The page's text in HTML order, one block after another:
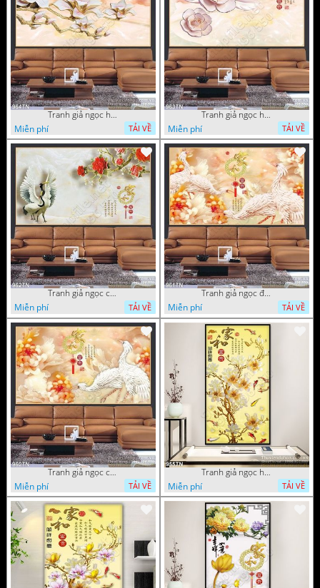
Tranh giả ngọc hoa thư pháp treo tường
Miễn phí
TẢI VỀ
Tranh giả ngọc hoa thư pháp
Miễn phí
TẢI VỀ
Tranh giả ngọc chim hạc và hoa
Miễn phí
TẢI VỀ
Tranh giả ngọc đội hạc và hoa cúc
Miễn phí
TẢI VỀ
Tranh giả ngọc chim hạc và hoa cúc
Miễn phí
TẢI VỀ
Tranh giả ngọc hoa trang trí thư pháp
Miễn phí
TẢI VỀ